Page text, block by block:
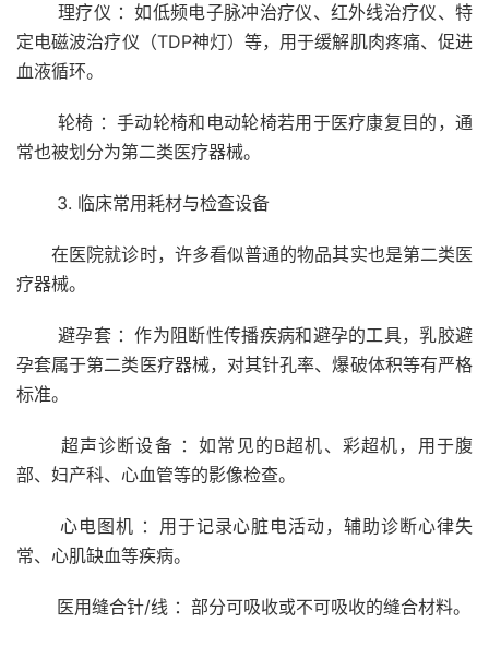
理疗仪 ：如低频电子脉冲治疗仪、红外线治疗仪、特
定电磁波治疗仪（TDP神灯）等，用于缓解肌肉疼痛、促进
血液循环。
轮椅 ：手动轮椅和电动轮椅若用于医疗康复目的，通
常也被划分为第二类医疗器械。
3. 临床常用耗材与检查设备
在医院就诊时，许多看似普通的物品其实也是第二类医
疗器械。
避孕套 ：作为阻断性传播疾病和避孕的工具，乳胶避
孕套属于第二类医疗器械，对其针孔率、爆破体积等有严格
标准。
超声诊断设备 ：如常见的B超机、彩超机，用于腹
部、妇产科、心血管等的影像检查。
心电图机 ：用于记录心脏电活动，辅助诊断心律失
常、心肌缺血等疾病。
医用缝合针/线 ：部分可吸收或不可吸收的缝合材料。